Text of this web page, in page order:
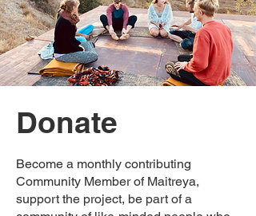
Donate
Become a monthly contributing
Community Member of Maitreya,
support the project, be part of a